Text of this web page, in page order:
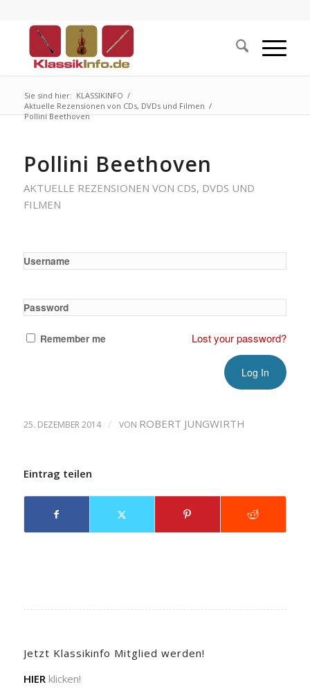
Sie sind hier: KLASSIKINFO /
Aktuelle Rezensionen von CDs, DVDs und Filmen /
Pollini Beethoven
Pollini Beethoven
AKTUELLE REZENSIONEN VON CDS, DVDS UND
FILMEN
Username
Password
Remember me Lost your password?
25. DEZEMBER 2014 / VON ROBERT JUNGWIRTH
Eintrag teilen
Jetzt Klassikinfo Mitglied werden!
HIER klicken!